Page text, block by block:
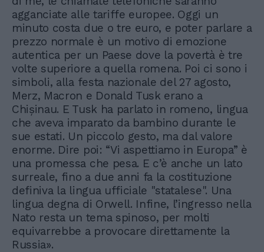
agganciate alle tariffe europee. Oggi un
minuto costa due o tre euro, e poter parlare a
prezzo normale è un motivo di emozione
autentica per un Paese dove la povertà è tre
volte superiore a quella romena. Poi ci sono i
simboli, alla festa nazionale del 27 agosto,
Merz, Macron e Donald Tusk erano a
Chișinau. E Tusk ha parlato in romeno, lingua
che aveva imparato da bambino durante le
sue estati. Un piccolo gesto, ma dal valore
enorme. Dire poi: “Vi aspettiamo in Europa” è
una promessa che pesa. E c’è anche un lato
surreale, fino a due anni fa la costituzione
definiva la lingua ufficiale "statalese". Una
lingua degna di Orwell. Infine, l’ingresso nella
Nato resta un tema spinoso, per molti
equivarrebbe a provocare direttamente la
Russia».